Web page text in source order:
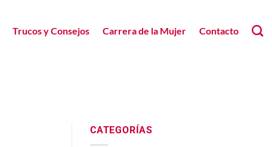
Trucos y Consejos Carrera de la Mujer Contacto
CATEGORÍAS